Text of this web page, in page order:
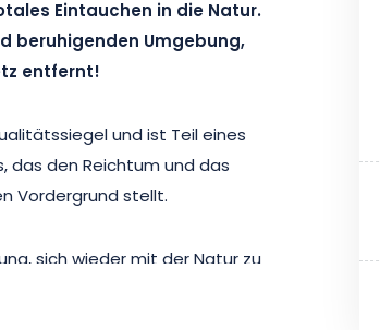
Eintauchen in die Natur.
beruhigenden Umgebung,
entfernt!
und ist Teil eines
das den Reichtum und das
Vordergrund stellt.
sich wieder mit der Natur zu
Blase aus können Sie die